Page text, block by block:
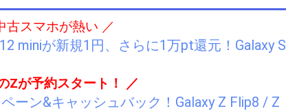
古スマホが熱い ／
miniが新規1円、さらに1万pt還元！Galaxy S
Zが予約スタート！ ／
ーン&キャッシュバック！Galaxy Z Flip8 / Z